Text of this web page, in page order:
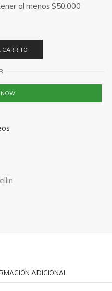
al menos $50.000
ADICIONAL